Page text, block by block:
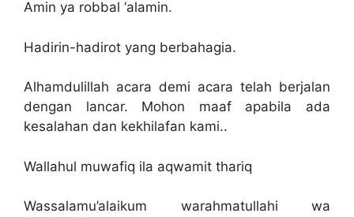
Amin ya robbal ‘alamin.
Hadirin-hadirot yang berbahagia.
Alhamdulillah acara demi acara telah berjalan
dengan lancar. Mohon maaf apabila ada
kesalahan dan kekhilafan kami..
Wallahul muwafiq ila aqwamit thariq
Wassalamu’alaikum warahmatullahi wa